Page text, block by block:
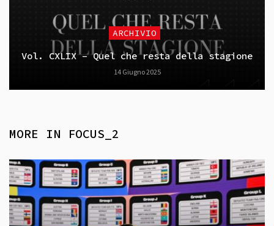
ARCHIVIO
Vol. CXLIX – Quel che resta della stagione
14 Giugno 2025
MORE IN FOCUS_2